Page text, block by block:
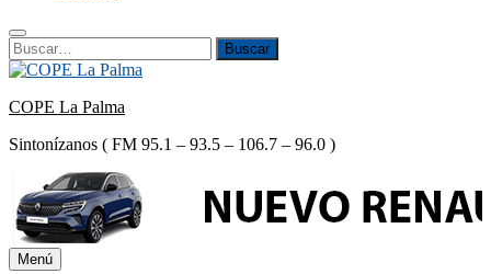
Buscar:
Buscar
COPE La Palma
Sintonízanos ( FM 95.1 – 93.5 – 106.7 – 96.0 )
Menú